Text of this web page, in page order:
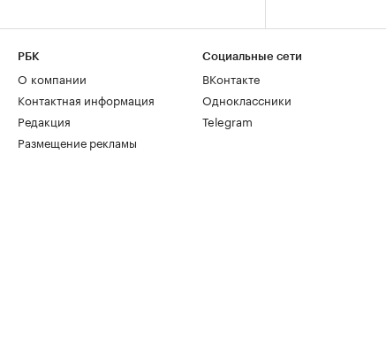
РБК
О компании
Контактная информация
Редакция
Размещение рекламы
Социальные сети
ВКонтакте
Одноклассники
Telegram